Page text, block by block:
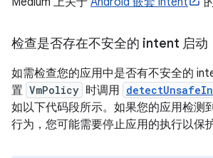
检查是否存在不安全的 intent 启动
如需检查您的应用中是否有不安全的
置 VmPolicy 时调用
如以下代码段所示。如果您的应用检测
行为，您可能需要停止应用的执行以保